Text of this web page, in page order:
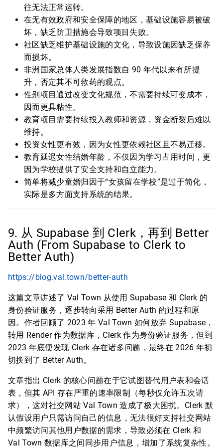
往无法正常运转。
在无有效政府和安全保障的地区，基础设施容易被破
坏，缺乏防卫措施会导致项目失败。
社区缺乏维护基础设施的文化，导致设施因缺乏保养
而损坏。
非洲国家总体人类发展指数自 90 年代以来有所提
升，否定其不可救药的观点。
性别项目通过改变文化规范，不需要持续可变成本，
因而更具粘性。
教育项目需要持续投入教师和资源，资金断裂后难以
维持。
投资女性更有效，因为女性更依赖社区且不易迁移。
教育延迟女性结婚年龄，不仅因为学习占用时间，更
因为学校提供了安全支持和自立能力。
简单将减少童婚归因于“女孩留在学校”是过于简化，
实际是多方面支持系统的结果。
9. 从 Supabase 到 Clerk，再到 Better
Auth (From Supabase to Clerk to
Better Auth)
https://blog.val.town/better-auth
这篇文章讲述了 Val Town 从使用 Supabase 和 Clerk 的
身份验证服务，逐步转向采用 Better Auth 的过程和原
因。作者回顾了 2023 年 Val Town 如何放弃 Supabase，
转用 Render 作为数据库，Clerk 作为身份验证服务，但到
2023 年底便发现 Clerk 存在诸多问题，最终在 2026 年初
切换到了 Better Auth。
文章指出 Clerk 的核心问题在于它试图替代用户表和会话
表，但其 API 存在严重的速率限制（每秒仅允许五次请
求），这对社交网站 Val Town 造成了极大困扰。Clerk 默
认假设用户只需访问自己的信息，无法很好支持社交网站
中频繁访问其他用户数据的需求，导致必须在 Clerk 和
Val Town 数据库之间同步用户信息，增加了系统复杂性。